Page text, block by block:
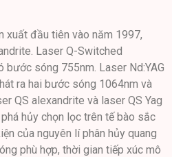
xuất đầu tiên vào năm 1997,
Laser Q-Switched
sóng 755nm. Laser Nd:YAG
ra hai bước sóng 1064nm và
QS alexandrite và laser QS Yag
hủy chọn lọc trên tế bào sắc
của nguyên lí phân hủy quang
phù hợp, thời gian tiếp xúc mô